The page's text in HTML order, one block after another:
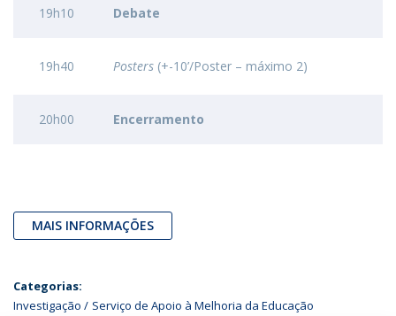
19h10 Debate
19h40 Posters (+-10’/Poster – máximo 2)
20h00 Encerramento
MAIS INFORMAÇÕES
Categorias:
Investigação
Serviço de Apoio à Melhoria da Educação